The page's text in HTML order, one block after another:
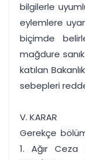
bilgilerle
eylemlere
biçimde
mağdure
katılan
sebepleri
V. KARAR
Gerekçe
1. Ağır Ceza